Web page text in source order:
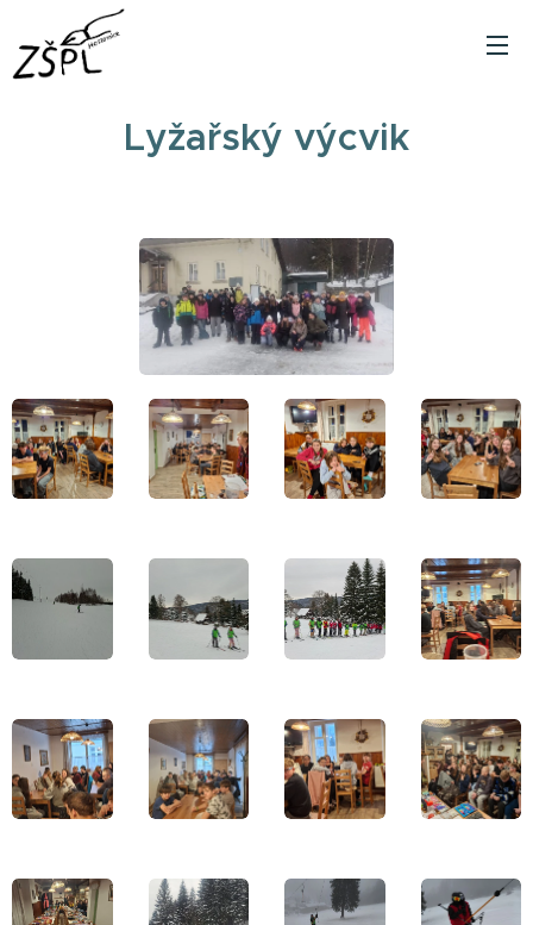
Lyžařský výcvik